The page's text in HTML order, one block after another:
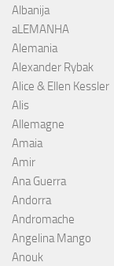
Albanija
aLEMANHA
Alemania
Alexander Rybak
Alice & Ellen Kessler
Alis
Allemagne
Amaia
Amir
Ana Guerra
Andorra
Andromache
Angelina Mango
Anouk